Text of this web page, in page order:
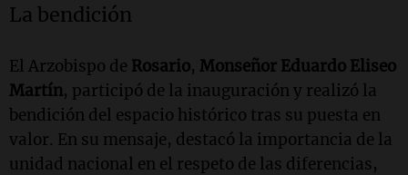
La bendición
El Arzobispo de Rosario, Monseñor Eduardo Eliseo
Martín, participó de la inauguración y realizó la
bendición del espacio histórico tras su puesta en
valor. En su mensaje, destacó la importancia de la
unidad nacional en el respeto de las diferencias,